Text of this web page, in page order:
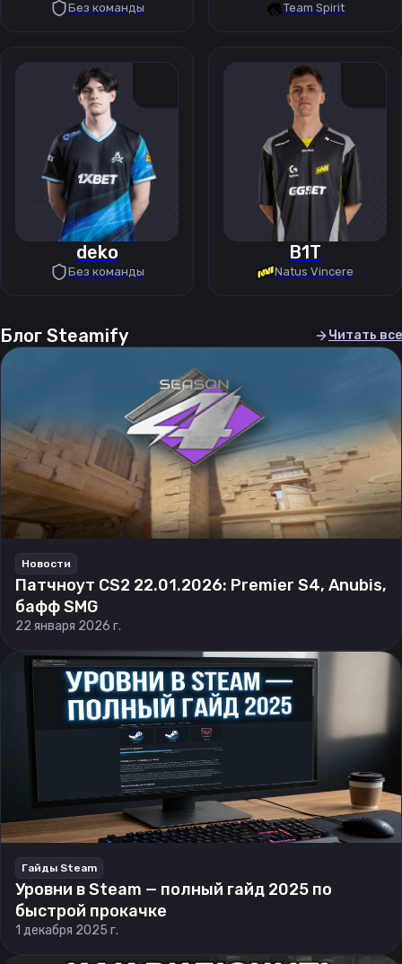
Без команды Team Spirit
deko
Без команды
B1T
Natus Vincere
Блог Steamify Читать все
Новости
Патчноут CS2 22.01.2026: Premier S4, Anubis,
бафф SMG
22 января 2026 г.
Гайды Steam
Уровни в Steam — полный гайд 2025 по
быстрой прокачке
1 декабря 2025 г.